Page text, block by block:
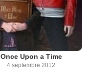
Once Upon a Time
4 septembre 2012